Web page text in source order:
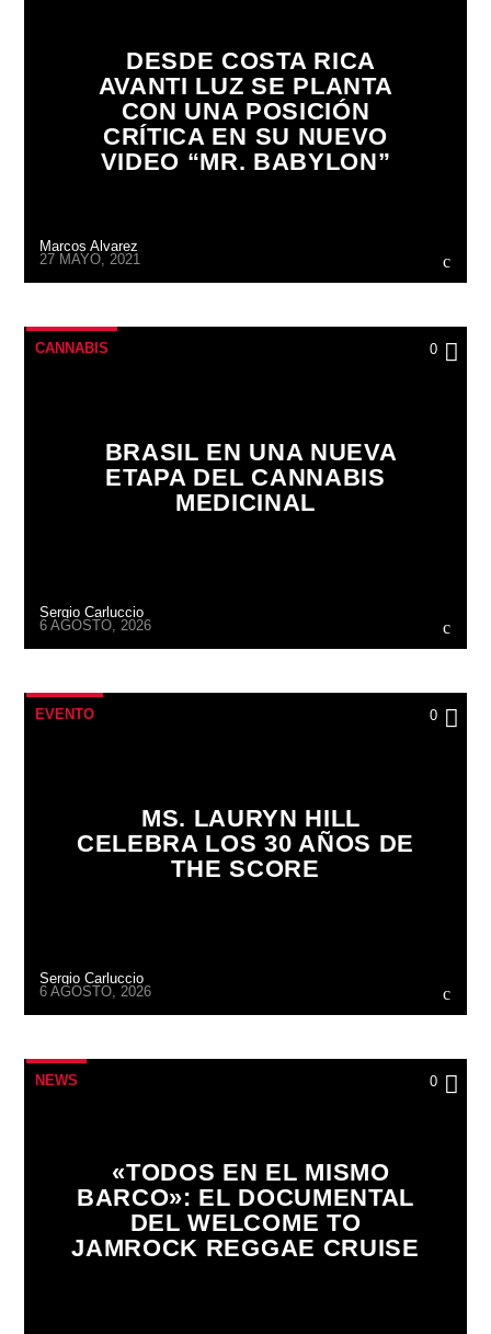
DESDE COSTA RICA
AVANTI LUZ SE PLANTA
CON UNA POSICIÓN
CRÍTICA EN SU NUEVO
VIDEO “MR. BABYLON”
Marcos Alvarez
27 MAYO, 2021
CANNABIS 0
BRASIL EN UNA NUEVA
ETAPA DEL CANNABIS
MEDICINAL
Sergio Carluccio
6 AGOSTO, 2026
EVENTO 0
MS. LAURYN HILL
CELEBRA LOS 30 AÑOS DE
THE SCORE
Sergio Carluccio
6 AGOSTO, 2026
NEWS 0
«TODOS EN EL MISMO
BARCO»: EL DOCUMENTAL
DEL WELCOME TO
JAMROCK REGGAE CRUISE